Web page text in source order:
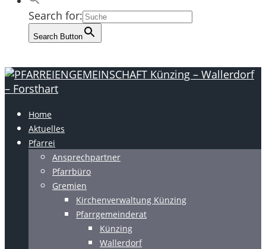
Search for:
Search Button
Home
Aktuelles
Pfarrei
Ansprechpartner
Pfarrbüro
Gremien
Kirchenverwaltung Künzing
Pfarrgemeinderat
Künzing
Wallerdorf